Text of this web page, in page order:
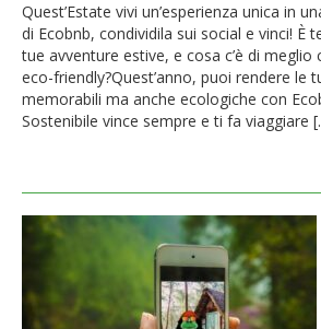
French
Italiano
Quest’Estate vivi un’esperienza unica in
di Ecobnb, condividila sui social e vinci! È
tue avventure estive, e cosa c’è di
eco-friendly?Quest’anno, puoi rendere le
memorabili ma anche ecologiche con
Sostenibile vince sempre e ti fa viaggiare